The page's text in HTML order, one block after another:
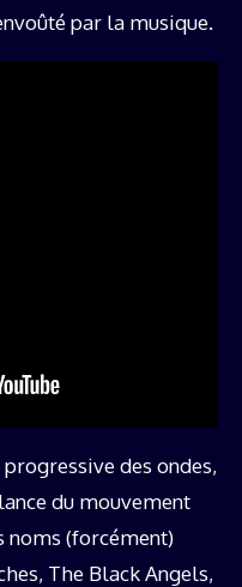
par la musique.
des ondes,
du mouvement
(forcément)
The Black Angels,